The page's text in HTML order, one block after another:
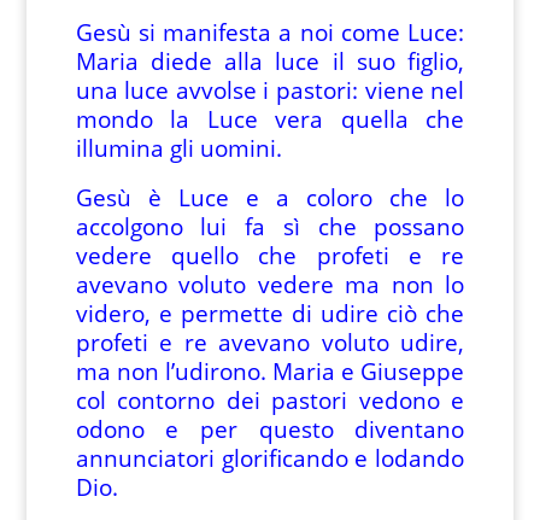
Gesù si manifesta a noi come Luce:
Maria diede alla luce il suo figlio,
una luce avvolse i pastori: viene nel
mondo la Luce vera quella che
illumina gli uomini.
Gesù è Luce e a coloro che lo
accolgono lui fa sì che possano
vedere quello che profeti e re
avevano voluto vedere ma non lo
videro, e permette di udire ciò che
profeti e re avevano voluto udire,
ma non l’udirono. Maria e Giuseppe
col contorno dei pastori vedono e
odono e per questo diventano
annunciatori glorificando e lodando
Dio.